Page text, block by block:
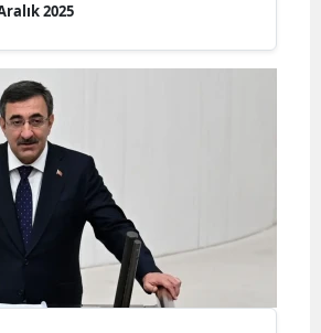
2025